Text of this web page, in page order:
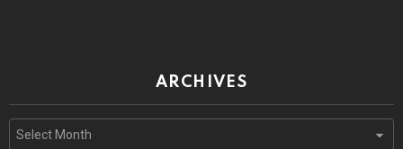
ARCHIVES
Archives